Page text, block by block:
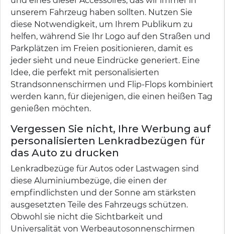
unserem Fahrzeug haben sollten. Nutzen Sie
diese Notwendigkeit, um Ihrem Publikum zu
helfen, während Sie Ihr Logo auf den Straßen und
Parkplätzen im Freien positionieren, damit es
jeder sieht und neue Eindrücke generiert. Eine
Idee, die perfekt mit personalisierten
Strandsonnenschirmen und Flip-Flops kombiniert
werden kann, für diejenigen, die einen heißen Tag
genießen möchten.
Vergessen Sie nicht, Ihre Werbung auf
personalisierten Lenkradbezügen für
das Auto zu drucken
Lenkradbezüge für Autos oder Lastwagen sind
diese Aluminiumbezüge, die einen der
empfindlichsten und der Sonne am stärksten
ausgesetzten Teile des Fahrzeugs schützen.
Obwohl sie nicht die Sichtbarkeit und
Universalität von Werbeautosonnenschirmen